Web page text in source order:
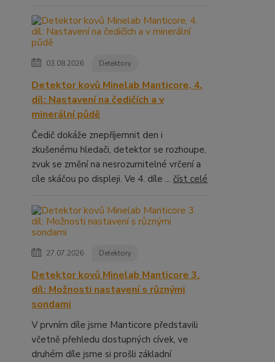
03.08.2026 Detektory
Detektor kovů Minelab Manticore, 4.
díl: Nastavení na čedičích a v
minerální půdě
Čedič dokáže znepříjemnit den i
zkušenému hledači, detektor se rozhoupe,
zvuk se změní na nesrozumitelné vrčení a
cíle skáčou po displeji. Ve 4. díle ... číst celé
27.07.2026 Detektory
Detektor kovů Minelab Manticore 3.
díl: Možnosti nastavení s různými
sondami
V prvním díle jsme Manticore představili
včetně přehledu dostupných cívek, ve
druhém díle jsme si prošli základní